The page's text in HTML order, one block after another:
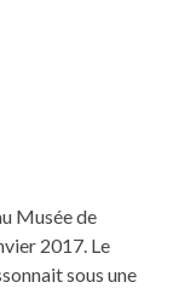
Musée de
2017. Le
sous une